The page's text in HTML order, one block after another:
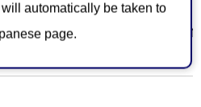
automatically be taken to
page.
時30分から午後5時15分まで（